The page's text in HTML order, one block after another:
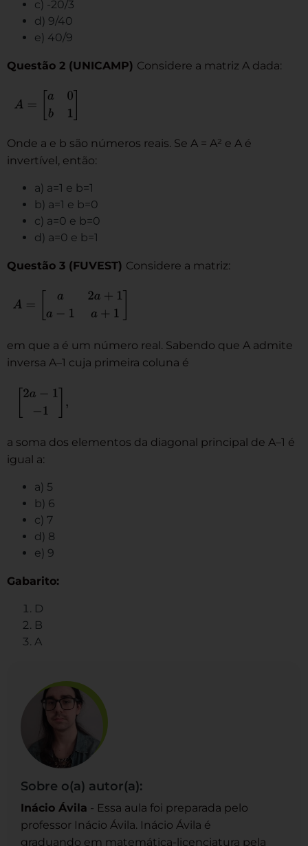
c) -20/3
d) 9/40
e) 40/9
Questão 2 (UNICAMP) Considere a matriz A dada:
Onde a e b são números reais. Se A = A² e A é
invertível, então:
a) a=1 e b=1
b) a=1 e b=0
c) a=0 e b=0
d) a=0 e b=1
Questão 3 (FUVEST) Considere a matriz:
em que a é um número real. Sabendo que A admite
inversa A–1 cuja primeira coluna é
a soma dos elementos da diagonal principal de A–1 é
igual a:
a) 5
b) 6
c) 7
d) 8
e) 9
Gabarito:
D
B
A
Sobre o(a) autor(a):
Inácio Ávila - Essa aula foi preparada pelo
professor Inácio Ávila. Inácio Ávila é
graduando em matemática-licenciatura pela